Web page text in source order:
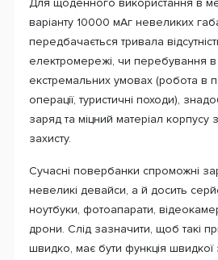
Для щоденного використання в
варіанту 10000 мАг невеликих
передбачається тривала
електромережі, чи перебування в
екстремальних умовах (робота в
операції, туристичні походи),
заряд та міцний матеріал корпусу
захисту.
Сучасні повербанки спроможні
невеликі девайси, а й досить
ноутбуки, фотоапарати,
дрони. Слід зазначити, щоб такі
швидко, має бути функція швидкої